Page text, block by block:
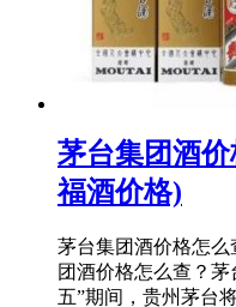
茅台集团酒
福酒价格)
茅台集团酒价格怎
团酒价格怎么查？
五”期间，贵州茅台